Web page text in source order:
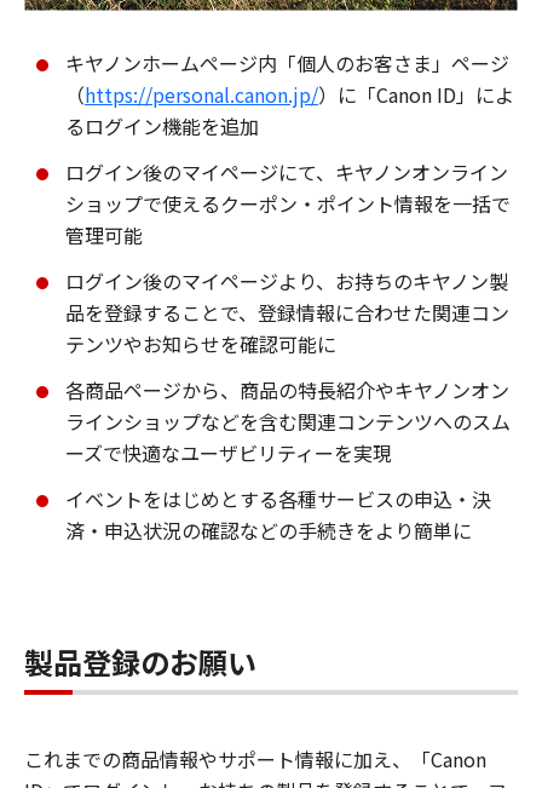
キヤノンホームページ内「個人のお客さま」ページ
（https://personal.canon.jp/）に「Canon ID」によ
るログイン機能を追加
ログイン後のマイページにて、キヤノンオンライン
ショップで使えるクーポン・ポイント情報を一括で
管理可能
ログイン後のマイページより、お持ちのキヤノン製
品を登録することで、登録情報に合わせた関連コン
テンツやお知らせを確認可能に
各商品ページから、商品の特長紹介やキヤノンオン
ラインショップなどを含む関連コンテンツへのスム
ーズで快適なユーザビリティーを実現
イベントをはじめとする各種サービスの申込・決
済・申込状況の確認などの手続きをより簡単に
製品登録のお願い
これまでの商品情報やサポート情報に加え、「Canon